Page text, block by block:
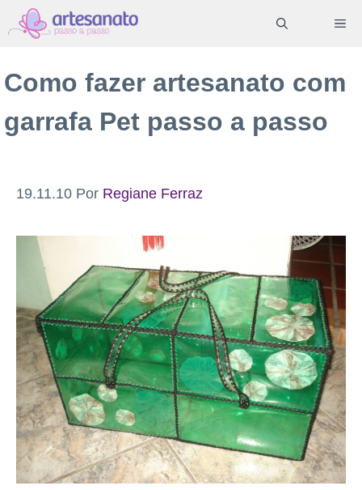
Pular
para
conteúdo
Como fazer artesanato com
garrafa Pet passo a passo
19.11.10 Por Regiane Ferraz